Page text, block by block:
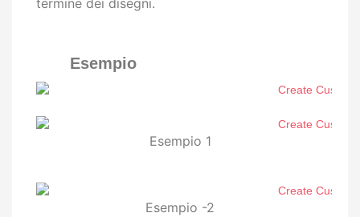
termine dei disegni.
Esempio
Esempio 1
Esempio -2